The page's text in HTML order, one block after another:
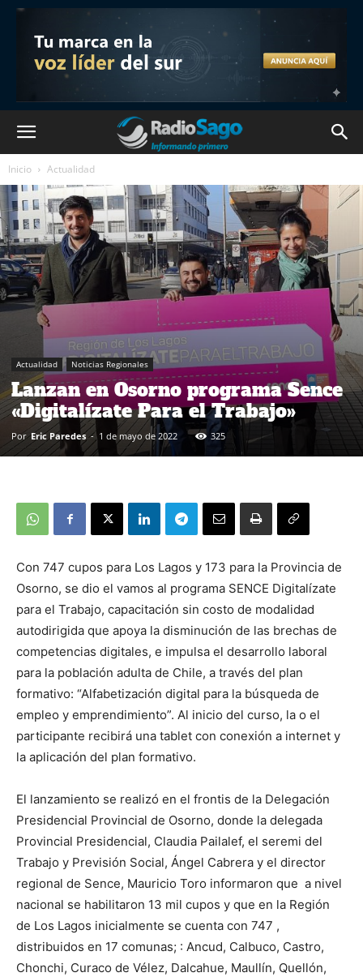
Inicio Actualidad
Actualidad Noticias Regionales
Lanzan en Osorno programa Sence
«Digitalízate Para el Trabajo»
Por Eric Paredes - 1 de mayo de 2022 325
Con 747 cupos para Los Lagos y 173 para la Provincia de
Osorno, se dio el vamos al programa SENCE Digitalízate
para el Trabajo, capacitación sin costo de modalidad
autodirigida que apoya la disminución de las brechas de
competencias digitales, e impulsa el desarrollo laboral
para la población adulta de Chile, a través del plan
formativo: “Alfabetización digital para la búsqueda de
empleo y emprendimiento”. Al inicio del curso, la o el
participante recibirá una tablet con conexión a internet y
la aplicación del plan formativo.
El lanzamiento se realizó en el frontis de la Delegación
Presidencial Provincial de Osorno, donde la delegada
Provincial Presidencial, Claudia Pailalef, el seremi del
Trabajo y Previsión Social, Ángel Cabrera y el director
regional de Sence, Mauricio Toro informaron que a nivel
nacional se habilitaron 13 mil cupos y que en la Región
de Los Lagos inicialmente se cuenta con 747 ,
distribuidos en 17 comunas; : Ancud, Calbuco, Castro,
Chonchi, Curaco de Vélez, Dalcahue, Maullín, Quellón,